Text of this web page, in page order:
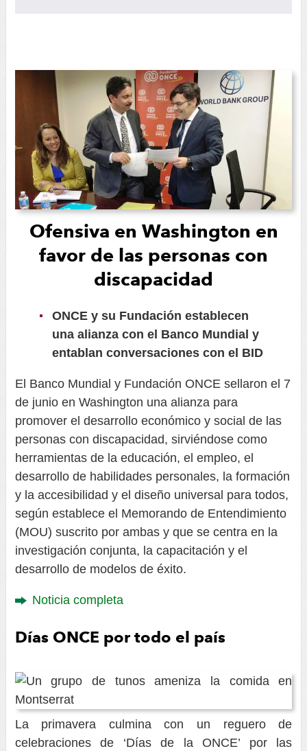
Ofensiva en Washington en
favor de las personas con
discapacidad
ONCE y su Fundación establecen
una alianza con el Banco Mundial y
entablan conversaciones con el BID
El Banco Mundial y Fundación ONCE sellaron el 7
de junio en Washington una alianza para
promover el desarrollo económico y social de las
personas con discapacidad, sirviéndose como
herramientas de la educación, el empleo, el
desarrollo de habilidades personales, la formación
y la accesibilidad y el diseño universal para todos,
según establece el Memorando de Entendimiento
(MOU) suscrito por ambas y que se centra en la
investigación conjunta, la capacitación y el
desarrollo de modelos de éxito.
Noticia completa
Días ONCE por todo el país
La primavera culmina con un reguero de
celebraciones de ‘Días de la ONCE’ por las